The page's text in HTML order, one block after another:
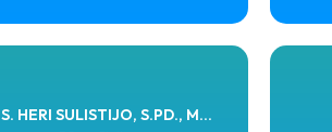
S. HERI SULISTIJO, S.PD., M...